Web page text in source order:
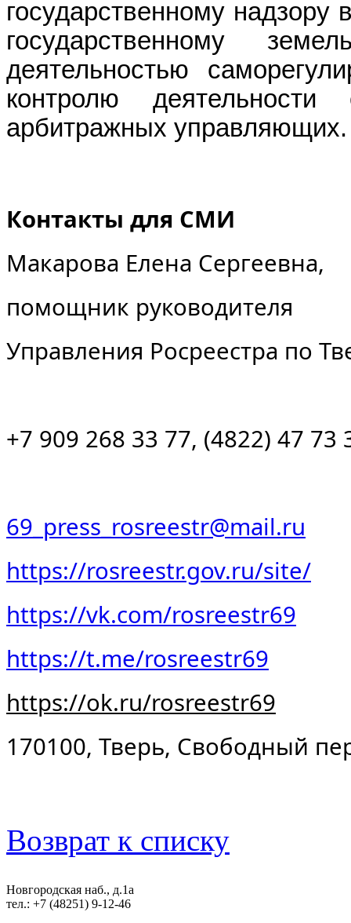
государственному надзору
государственному
деятельностью
контролю деятельности
арбитражных управляющих.
Контакты для СМИ
Макарова Елена Сергеевна,
помощник руководителя
Управления Росреестра по
+7 909 268 33 77, (4822) 47 73
69_press_rosreestr@mail.ru
https://rosreestr.gov.ru/site/
https://vk.com/rosreestr69
https://t.me/rosreestr69
https://ok.ru/rosreestr69
170100, Тверь, Свободный
Возврат к списку
Новгородская наб., д.1а
тел.: +7 (48251) 9-12-46